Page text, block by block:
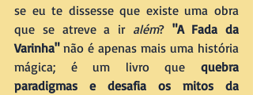
se eu te dissesse que existe uma obra
que se atreve a ir além? "A Fada da
Varinha" não é apenas mais uma história
mágica; é um livro que quebra
paradigmas e desafia os mitos da